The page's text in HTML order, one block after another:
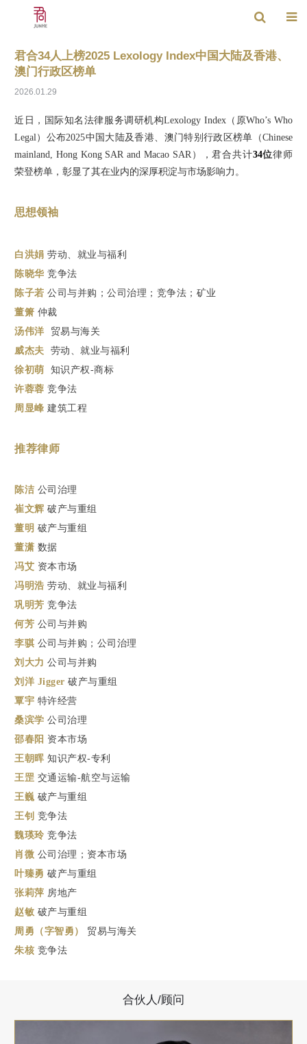
君合34人上榜2025 Lexology Index中国大陆及香港、
澳门行政区榜单
2026.01.29
近日，国际知名法律服务调研机构Lexology Index（原Who’s Who
Legal）公布2025中国大陆及香港、澳门特别行政区榜单（Chinese
mainland, Hong Kong SAR and Macao SAR），君合共计34位律师
荣登榜单，彰显了其在业内的深厚积淀与市场影响力。
思想领袖
白洪娟 劳动、就业与福利
陈晓华 竞争法
陈子若 公司与并购；公司治理；竞争法；矿业
董箫 仲裁
汤伟洋
贸易与海关
威杰夫
劳动、就业与福利
徐初萌
知识产权-商标
许蓉蓉 竞争法
周显峰 建筑工程
推荐律师
陈洁 公司治理
崔文辉 破产与重组
董明 破产与重组
董潇 数据
冯艾 资本市场
冯明浩 劳动、就业与福利
巩明芳 竞争法
何芳 公司与并购
李骐 公司与并购；公司治理
刘大力 公司与并购
刘洋 Jigger 破产与重组
覃宇 特许经营
桑滨学 公司治理
邵春阳 资本市场
王朝晖 知识产权-专利
王罡 交通运输-航空与运输
王巍破产与重组
王钊 竞争法
魏瑛玲 竞争法
肖微 公司治理；资本市场
叶臻勇 破产与重组
张莉萍 房地产
赵敏 破产与重组
周勇（字智勇）
贸易与海关
朱核 竞争法
合伙人/顾问